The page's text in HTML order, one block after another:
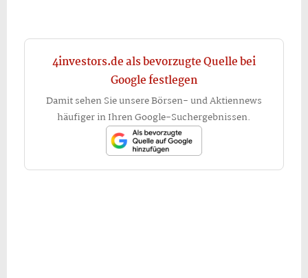
4investors.de als bevorzugte Quelle bei
Google festlegen
Damit sehen Sie unsere Börsen- und Aktiennews
häufiger in Ihren Google-Suchergebnissen.